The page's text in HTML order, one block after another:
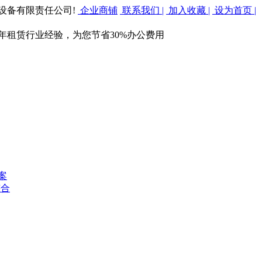
备有限责任公司! 企业商铺 联系我们 | 加入收藏 | 设为首页 |
租赁行业经验，为您节省30%办公费用